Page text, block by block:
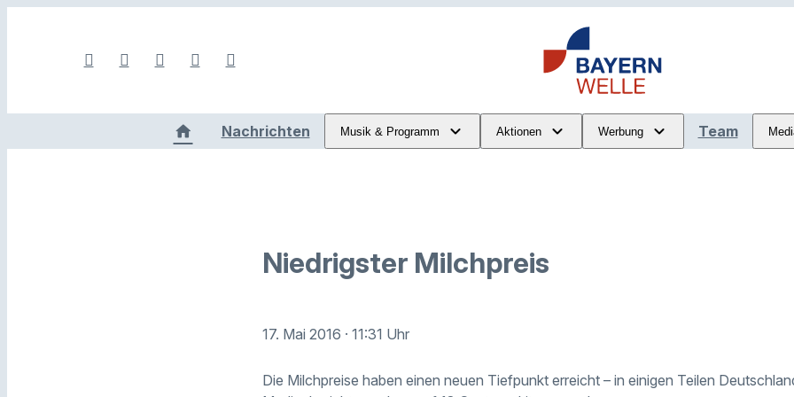
Nachrichten Musik & Programm Aktionen Werbung Team
Niedrigster Milchpreis
17. Mai 2016 · 11:31 Uhr
Die Milchpreise haben einen neuen Tiefpunkt erreicht – in einigen Teilen